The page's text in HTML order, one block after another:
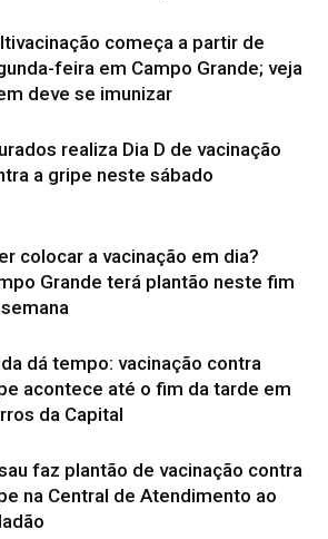
começa a partir de
feira em Campo Grande; veja
deve se imunizar
realiza Dia D de vacinação
a gripe neste sábado
colocar a vacinação em dia?
Grande terá plantão neste fim
dá tempo: vacinação contra
acontece até o fim da tarde em
da Capital
faz plantão de vacinação contra
na Central de Atendimento ao